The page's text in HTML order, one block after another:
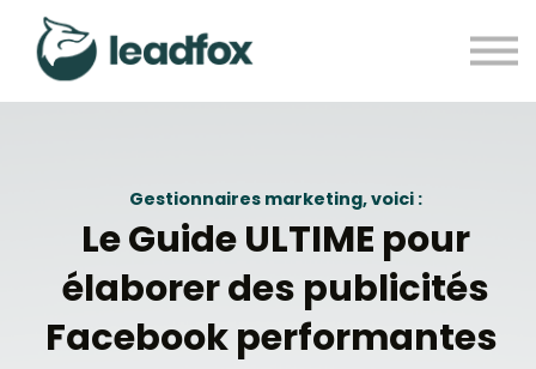
S'inscrire gratuitement
Gestionnaires marketing, voici :
Le Guide ULTIME pour
élaborer des publicités
Facebook performantes